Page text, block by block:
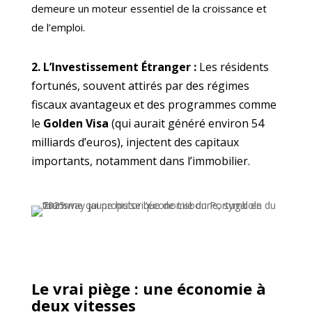
demeure un moteur essentiel de la croissance et
de l’emploi.
2. L’Investissement Étranger :Les résidents
fortunés, souvent attirés par des régimes
fiscaux avantageux et des programmes comme
le Golden Visa (qui aurait généré environ 54
milliards d’euros), injectent des capitaux
importants, notamment dans l’immobilier.
Le vrai piège : une économie à
deux vitesses